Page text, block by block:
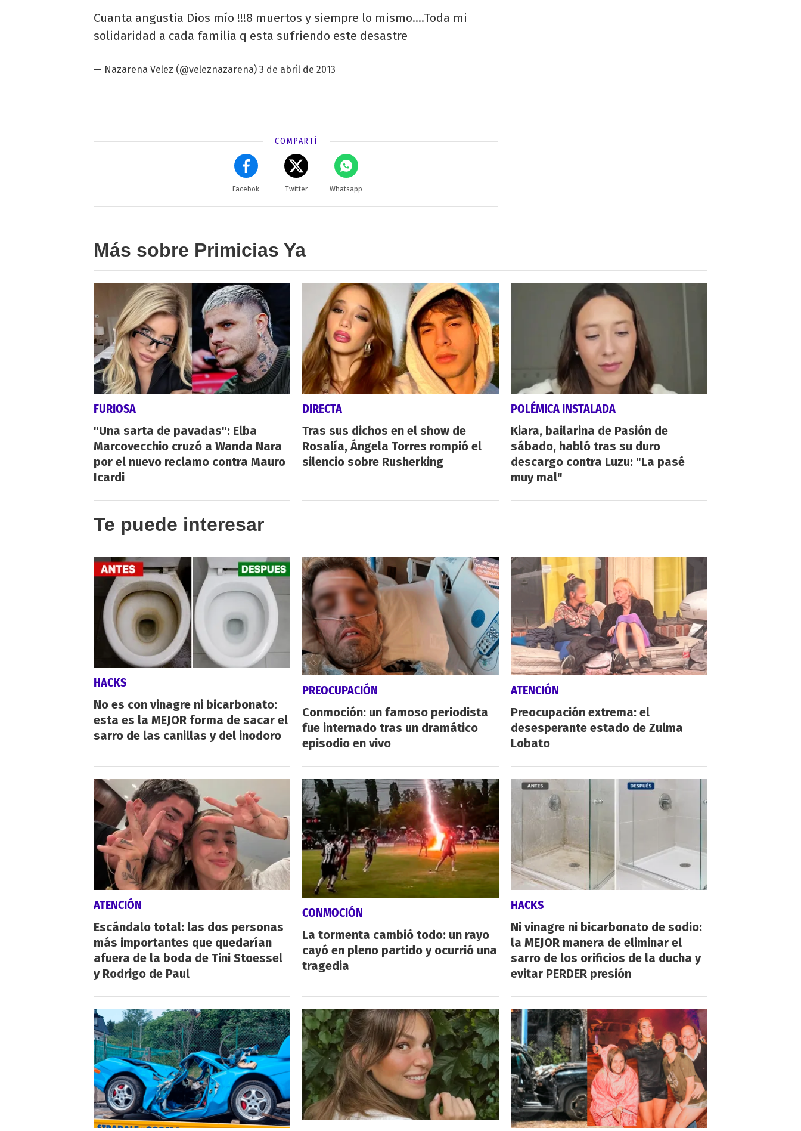
Cuanta angustia Dios mío !!!8 muertos y siempre lo mismo....Toda mi
solidaridad a cada familia q esta sufriendo este desastre
— Nazarena Velez (@veleznazarena) 3 de abril de 2013
COMPARTÍ
Facebok Twitter Whatsapp
Más sobre Primicias Ya
FURIOSA
"Una sarta de pavadas": Elba
Marcovecchio cruzó a Wanda Nara
por el nuevo reclamo contra Mauro
Icardi
DIRECTA
Tras sus dichos en el show de
Rosalía, Ángela Torres rompió el
silencio sobre Rusherking
POLÉMICA INSTALADA
Kiara, bailarina de Pasión de
sábado, habló tras su duro
descargo contra Luzu: "La pasé
muy mal"
Te puede interesar
HACKS
No es con vinagre ni bicarbonato:
esta es la MEJOR forma de sacar el
sarro de las canillas y del inodoro
PREOCUPACIÓN
Conmoción: un famoso periodista
fue internado tras un dramático
episodio en vivo
ATENCIÓN
Preocupación extrema: el
desesperante estado de Zulma
Lobato
ATENCIÓN
Escándalo total: las dos personas
más importantes que quedarían
afuera de la boda de Tini Stoessel
y Rodrigo de Paul
CONMOCIÓN
La tormenta cambió todo: un rayo
cayó en pleno partido y ocurrió una
tragedia
HACKS
Ni vinagre ni bicarbonato de sodio:
la MEJOR manera de eliminar el
sarro de los orificios de la ducha y
evitar PERDER presión